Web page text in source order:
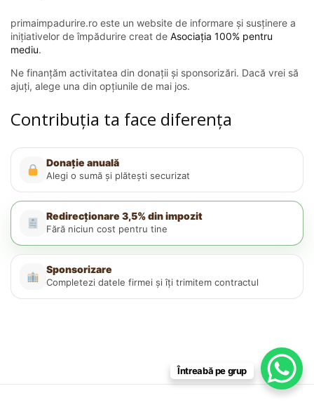
primaimpadurire.ro este un website de informare și susținere a
inițiativelor de împădurire creat de Asociația 100% pentru
mediu.
Ne finanțăm activitatea din donații și sponsorizări. Dacă vrei să
ajuți, alege una din opțiunile de mai jos.
Contribuția ta face diferența
Donație anuală
Alegi o sumă și plătești securizat
Redirecționare 3,5% din impozit
Fără niciun cost pentru tine
Sponsorizare
Completezi datele firmei și îți trimitem contractul
Întreabă pe grup